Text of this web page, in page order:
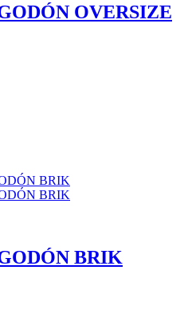
OVERSIZE
BRIK